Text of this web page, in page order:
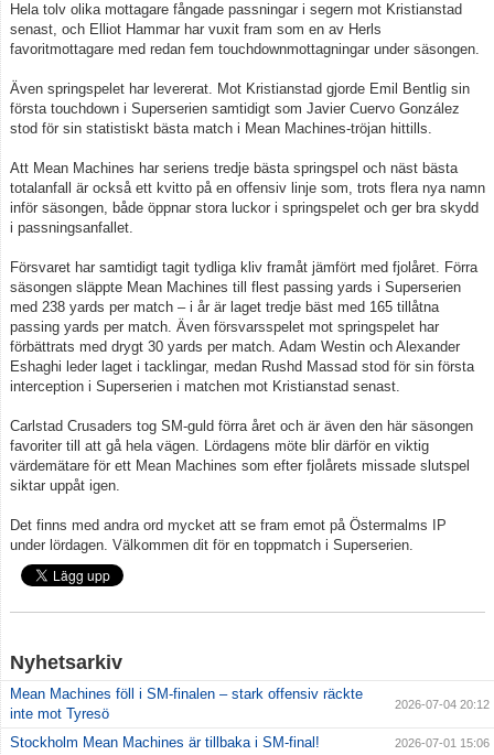
Hela tolv olika mottagare fångade passningar i segern mot Kristianstad
senast, och Elliot Hammar har vuxit fram som en av Herls
favoritmottagare med redan fem touchdownmottagningar under säsongen.
Även springspelet har levererat. Mot Kristianstad gjorde Emil Bentlig sin
första touchdown i Superserien samtidigt som Javier Cuervo González
stod för sin statistiskt bästa match i Mean Machines-tröjan hittills.
Att Mean Machines har seriens tredje bästa springspel och näst bästa
totalanfall är också ett kvitto på en offensiv linje som, trots flera nya namn
inför säsongen, både öppnar stora luckor i springspelet och ger bra skydd
i passningsanfallet.
Försvaret har samtidigt tagit tydliga kliv framåt jämfört med fjolåret. Förra
säsongen släppte Mean Machines till flest passing yards i Superserien
med 238 yards per match – i år är laget tredje bäst med 165 tillåtna
passing yards per match. Även försvarsspelet mot springspelet har
förbättrats med drygt 30 yards per match. Adam Westin och Alexander
Eshaghi leder laget i tacklingar, medan Rushd Massad stod för sin första
interception i Superserien i matchen mot Kristianstad senast.
Carlstad Crusaders tog SM-guld förra året och är även den här säsongen
favoriter till att gå hela vägen. Lördagens möte blir därför en viktig
värdemätare för ett Mean Machines som efter fjolårets missade slutspel
siktar uppåt igen.
Det finns med andra ord mycket att se fram emot på Östermalms IP
under lördagen. Välkommen dit för en toppmatch i Superserien.
Nyhetsarkiv
Mean Machines föll i SM-finalen – stark offensiv räckte
inte mot Tyresö
2026-07-04 20:12
Stockholm Mean Machines är tillbaka i SM-final! 2026-07-01 15:06